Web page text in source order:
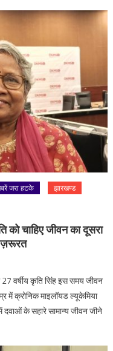
जरा हटके झारखण्ड
को चाहिए जीवन का दूसरा
ज़रूरत
वर्षीय कृति सिंह इस समय जीवन
में क्रोनिक माइलॉयड ल्यूकेमिया
दवाओं के सहारे सामान्य जीवन जीने